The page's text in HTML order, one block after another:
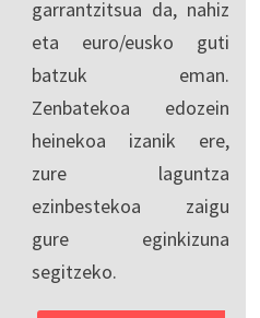
garrantzitsua da, nahiz
eta euro/eusko guti
batzuk eman.
Zenbatekoa edozein
heinekoa izanik ere,
zure laguntza
ezinbestekoa zaigu
gure eginkizuna
segitzeko.